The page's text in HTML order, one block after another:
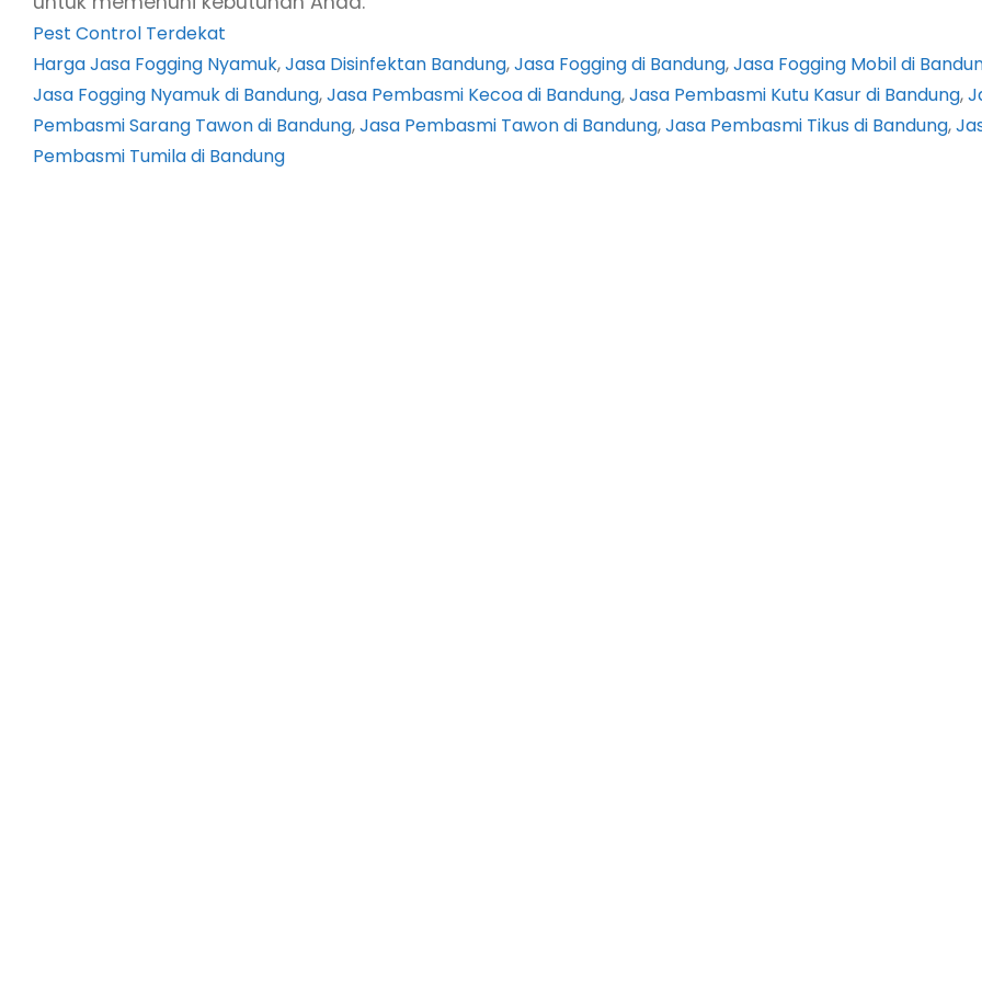
Pest Control Terdekat
Harga Jasa Fogging Nyamuk, Jasa Disinfektan Bandung, Jasa Fogging di Bandung, Jasa Fogging Mobil di
Jasa Fogging Nyamuk di Bandung, Jasa Pembasmi Kecoa di Bandung, Jasa Pembasmi Kutu Kasur di Bandung,
Pembasmi Sarang Tawon di Bandung, Jasa Pembasmi Tawon di Bandung, Jasa Pembasmi Tikus di Bandung,
Pembasmi Tumila di Bandung